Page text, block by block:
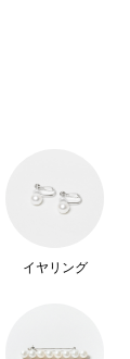
イヤリング